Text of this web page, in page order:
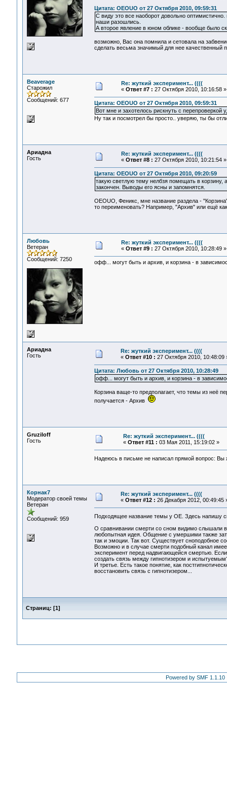
Цитата: OEOUO от 27 Октября 2010, 09:59:31
С виду это все наоборот довольно оптимистично.
наши разошлись.
А второе явление в юном облике - вообще было
возможно, Вас она помнила и сетовала на
сделать весьма значимый для нее качественный
Beaverage
Старожил
Сообщений: 677
Re: жуткий эксперимент... ((((
« Ответ #7 : 27 Октября 2010, 10:16:58 »
Цитата: OEOUO от 27 Октября 2010, 09:59:31
Вот мне и захотелось рискнуть с перепроверкой
Ну так и посмотрел бы просто.. уверяю, ты бы
Ариадна
Гость
Re: жуткий эксперимент... ((((
« Ответ #8 : 27 Октября 2010, 10:21:54 »
Цитата: OEOUO от 27 Октября 2010, 09:20:59
такую светлую тему нелбзя помещать в корзину,
закончен. Выводы его ясны и запомнятся.
OEOUO, Феникс, мне название раздела -
то переименовать? Например, "Архив" или ещё
Любовь
Ветеран
Сообщений: 7250
Re: жуткий эксперимент... ((((
« Ответ #9 : 27 Октября 2010, 10:28:49 »
офф... могут быть и архив, и корзина - в
Ариадна
Гость
Re: жуткий эксперимент... ((((
« Ответ #10 : 27 Октября 2010, 10:48:09
Цитата: Любовь от 27 Октября 2010, 10:28:49
офф... могут быть и архив, и корзина - в
Корзина ваще-то предполагает, что темы из неё
получается - Архив
Gruziloff
Гость
Re: жуткий эксперимент... ((((
« Ответ #11 : 03 Мая 2011, 15:19:02 »
Надеюсь в письме не написал прямой вопрос:
Корнак7
Модератор своей темы
Ветеран
Сообщений: 959
Re: жуткий эксперимент... ((((
« Ответ #12 : 26 Декабря 2012, 00:49:45
Подходящее название темы у ОЕ. Здесь напишу
О сравнивании смерти со сном видимо слышали
любопытная идея. Общение с умершими также
так и эмоции. Так вот. Существует сноподобное
Возможно и в случае смерти подобный канал
эксперимент перед надвигающейся смертью.
создать связь между гипнотизером и
И третье. Есть такое понятие, как
восстановить связь с гипнотизером...
Страниц: [1]
Powered by SMF 1.1.10